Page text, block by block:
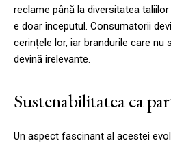
reclame până la diversitatea
e doar începutul. Consumatorii
cerințele lor, iar brandurile care nu
devină irelevante.
Sustenabilitatea ca
Un aspect fascinant al acestei